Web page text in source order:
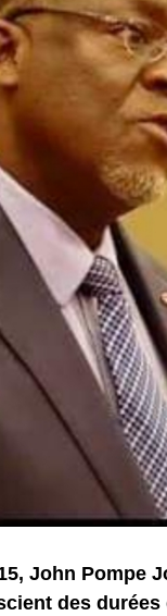
John Pompe
des